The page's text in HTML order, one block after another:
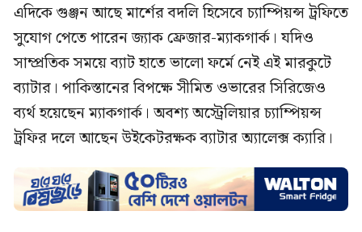
এদিকে গুঞ্জন আছে মার্শের বদলি হিসেবে চ্যাম্পিয়ন্স ট্রফিতে
সুযোগ পেতে পারেন জ্যাক ফ্রেজার-ম্যাকগার্ক। যদিও
সাম্প্রতিক সময়ে ব্যাট হাতে ভালো ফর্মে নেই এই মারকুটে
ব্যাটার। পাকিস্তানের বিপক্ষে সীমিত ওভারের সিরিজেও
ব্যর্থ হয়েছেন ম্যাকগার্ক। অবশ্য অস্ট্রেলিয়ার চ্যাম্পিয়ন্স
ট্রফির দলে আছেন উইকেটরক্ষক ব্যাটার অ্যালেক্স ক্যারি।